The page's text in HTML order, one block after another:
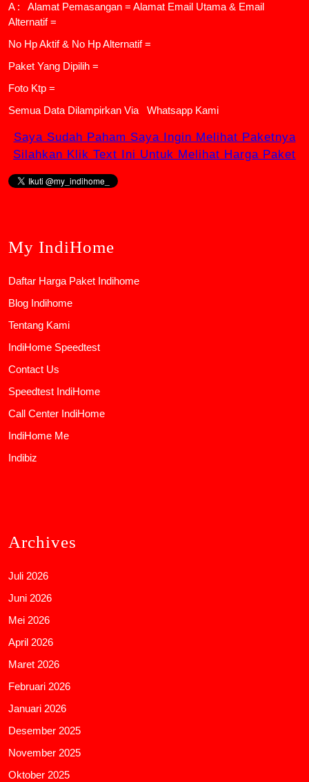
A : Alamat Pemasangan = Alamat Email Utama & Email
Alternatif =
No Hp Aktif & No Hp Alternatif =
Paket Yang Dipilih =
Foto Ktp =
Semua Data Dilampirkan Via
Whatsapp Kami
Saya Sudah Paham Saya Ingin Melihat Paketnya
Silahkan Klik Text Ini Untuk Melihat Harga Paket
My IndiHome
Daftar Harga Paket Indihome
Blog Indihome
Tentang Kami
IndiHome Speedtest
Contact Us
Speedtest IndiHome
Call Center IndiHome
IndiHome Me
Indibiz
Archives
Juli 2026
Juni 2026
Mei 2026
April 2026
Maret 2026
Februari 2026
Januari 2026
Desember 2025
November 2025
Oktober 2025